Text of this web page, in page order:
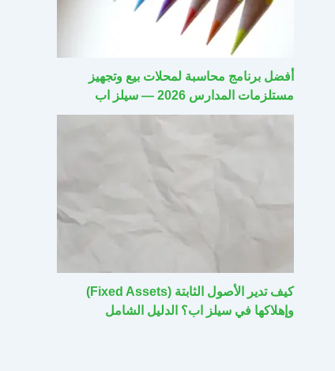
أفضل برنامج محاسبة لمحلات بيع وتجهيز
مستلزمات المدارس 2026 — سيلز اب
كيف تدير الأصول الثابتة (Fixed Assets)
وإهلاكها في سيلز اب؟ الدليل الشامل